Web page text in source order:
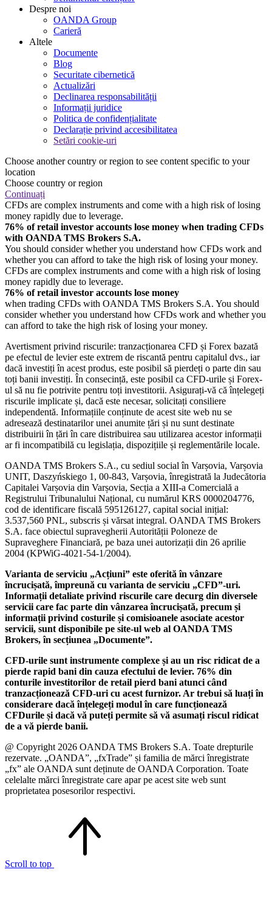
Despre noi
OANDA Group
Carieră
Altele
Documente
Blog
Securitate cibernetică
Actualizări
Declinarea responsabilității
Informații juridice
Politica de confidențialitate
Declarație privind accesibilitatea
Setări cookie-uri
Choose another country or region to see content specific to your
location
Choose country or region
Continuați
CFDs are complex instruments and come with a high risk of losing
money rapidly due to leverage.
76% of retail investor accounts lose money when trading CFDs
with OANDA TMS Brokers S.A.
You should consider whether you understand how CFDs work and
whether you can afford to take the high risk of losing your money.
CFDs are complex instruments and come with a high risk of losing
money rapidly due to leverage.
76% of retail investor accounts lose money
when trading CFDs with OANDA TMS Brokers S.A. You should
consider whether you understand how CFDs work and whether you
can afford to take the high risk of losing your money.
Avertisment privind riscurile: tranzacționarea CFD și Forex bazată
pe efectul de levier este extrem de riscantă pentru capitalul dvs., iar
dacă investiți în acest produs, este posibil să pierdeți o parte din sau
toți banii investiți. În consecință, este posibil ca CFD-urile și Forex-
ul să nu fie potrivite pentru toți investitorii. Asigurați-vă că înțelegeți
riscurile implicate și, dacă este necesar, solicitați consiliere
independentă. Informațiile conținute de acest site web nu se
adresează destinatarilor unei anumite țări și nu sunt destinate
distribuirii în țări în care distribuirea sau utilizarea acestor informații
ar fi incompatibilă cu legislația, dispozițiile și reglementările locale.
OANDA TMS Brokers S.A., cu sediul social în Varșovia, Varșovia
UNIT, Daszyńskiego 1, 00-843, Varșovia, înregistrată la Judecătoria
Capitalei Varșovia din Varșovia, Secția a XIII-a Comercială a
Registrului Tribunalului Național, cu numărul KRS 0000204776,
cod de identificare fiscală 595126127, capital social inițial:
3.537,560 PNL, subscris și vărsat integral. OANDA TMS Brokers
S.A. face obiectul supravegherii Autorității Poloneze de
Supraveghere Financiară, pe baza unei autorizații din 26 aprilie
2004 (KPWiG-4021-54-1/2004).
Varianta de serviciu „Acțiuni” este oferită în vânzare
încrucișată, împreună cu varianta de serviciu „CFD”-uri.
Informații detaliate privind riscurile care decurg din diversele
servicii care fac parte din vânzarea încrucișată, precum și
informații privind costurile și comisioanele asociate acestor
servicii, sunt disponibile pe site-ul web al OANDA TMS
Brokers, în secțiunea „Documente”.
CFD-urile sunt instrumente complexe și au un risc ridicat de a
pierde rapid bani din cauza efectului de levier. 76% din
conturile investitorilor de retail pierd bani atunci când
tranzacționează CFD-uri cu acest furnizor. Ar trebui să luați în
considerare dacă înțelegeți modul în care funcționează
CFDurile și dacă vă puteți permite să vă asumați riscul ridicat
de a vă pierde banii.
@ Copyright 2026 OANDA TMS Brokers S.A. Toate drepturile
rezervate. „OANDA”, „fxTrade” și familia de mărci înregistrate
„fx” ale OANDA sunt deținute de OANDA Corporation. Toate
celelalte mărci înregistrate care apar pe acest site web sunt
proprietatea posesorilor respectivi.
Scroll to top